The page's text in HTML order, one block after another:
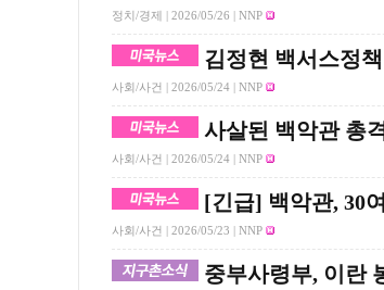
정치/경제 | 2026/05/26 | NNP
김정현 백서스정
사회/사건 | 2026/05/24 | NNP
사살된 백악관 총
사회/사건 | 2026/05/24 | NNP
[긴급] 백악관, 30
사회/사건 | 2026/05/23 | NNP
중부사령부, 이란